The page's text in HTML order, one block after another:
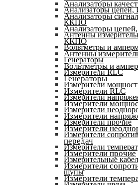
Анализаторы
ККПО
Антенны
Вольтметры и
Генераторы
Измерители RLC
Измерители
Измерители
Измерители
Измерители прочие
Измерители
Измерители
Измерительные
щупы
Анализаторы
Анализаторы
Анализаторы
ККПО
Антенны
Вольтметры и
Генераторы
Измерители RLC
Измерители
Измерители
Измерители
передач
Измерители прочие
Измерители
Измерители